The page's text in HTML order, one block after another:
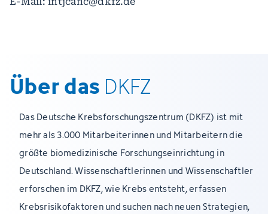
Über das DKFZ
Das Deutsche Krebsforschungszentrum (DKFZ) ist mit
mehr als 3.000 Mitarbeiterinnen und Mitarbeitern die
größte biomedizinische Forschungseinrichtung in
Deutschland. Wissenschaftlerinnen und Wissenschaftler
erforschen im DKFZ, wie Krebs entsteht, erfassen
Krebsrisikofaktoren und suchen nach neuen Strategien,